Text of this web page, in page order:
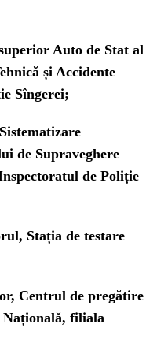
Auto de Stat al
și Accidente
Sîngerei;
de Supraveghere
de Poliție
Stația de testare
Centrul de pregătire
filiala